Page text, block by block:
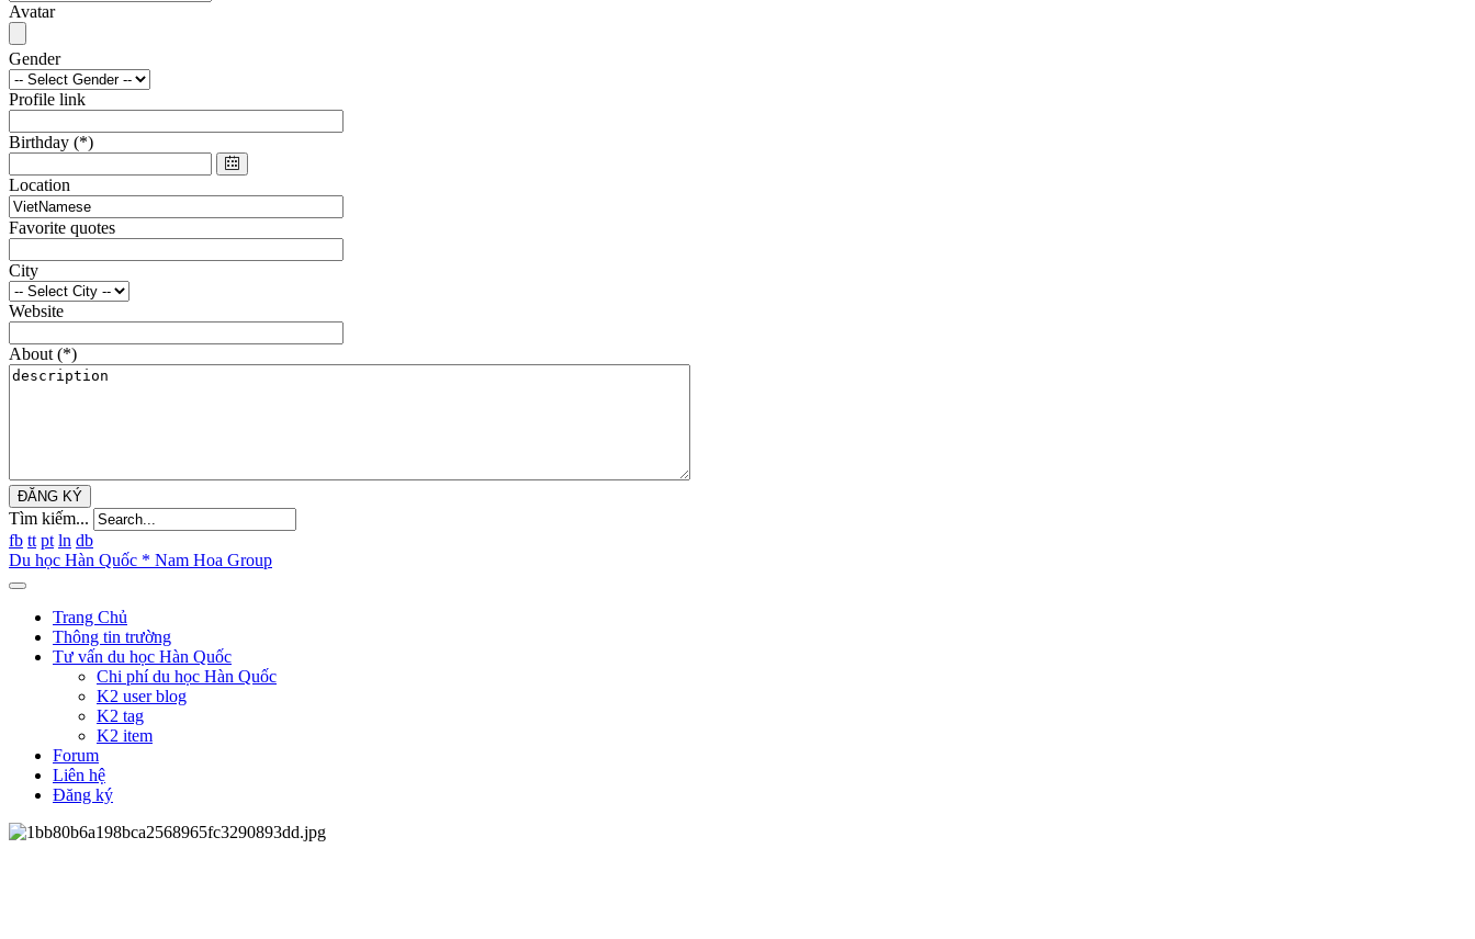
Avatar
Gender
Profile link
Birthday (*)
Location
Favorite quotes
City
Website
About (*)
ĐĂNG KÝ
Tìm kiếm...
fb tt pt ln db
Du học Hàn Quốc * Nam Hoa Group
Trang Chủ
Thông tin trường
Tư vấn du học Hàn Quốc
Chi phí du học Hàn Quốc
K2 user blog
K2 tag
K2 item
Forum
Liên hệ
Đăng ký